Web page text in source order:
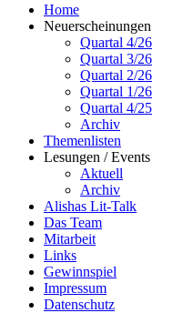
Home
Neuerscheinungen
Quartal 4/26
Quartal 3/26
Quartal 2/26
Quartal 1/26
Quartal 4/25
Archiv
Themenlisten
Lesungen / Events
Aktuell
Archiv
Alishas Lit-Talk
Das Team
Mitarbeit
Links
Gewinnspiel
Impressum
Datenschutz